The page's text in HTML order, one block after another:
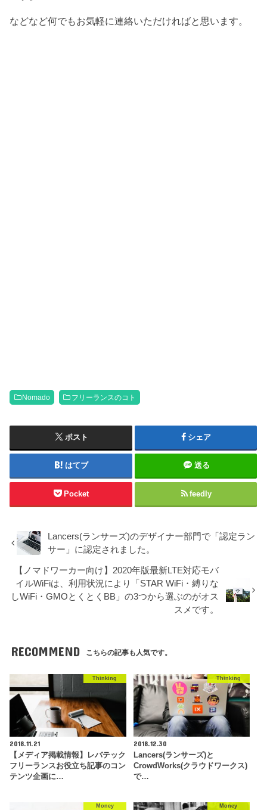
などなど何でもお気軽に連絡いただければと思います。
Nomado フリーランスのコト
ポスト シェア
はてブ 送る
Pocket feedly
Lancers(ランサーズ)のデザイナー部門で「認定ラン
サー」に認定されました。
【ノマドワーカー向け】2020年版最新LTE対応モバ
イルWiFiは、利用状況により「STAR WiFi・縛りな
しWiFi・GMOとくとくBB」の3つから選ぶのがオス
スメです。
RECOMMEND こちらの記事も人気です。
Thinking
2018.11.21
【メディア掲載情報】レバテック
フリーランスお役立ち記事のコン
テンツ企画に…
Thinking
2018.12.30
Lancers(ランサーズ)と
CrowdWorks(クラウドワークス)
で…
Money Money